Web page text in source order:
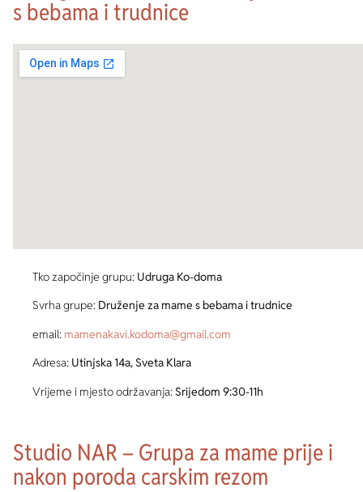
s bebama i trudnice
Tko započinje grupu: Udruga Ko-doma
Svrha grupe: Druženje za mame s bebama i trudnice
email: mamenakavi.kodoma@gmail.com
Adresa: Utinjska 14a, Sveta Klara
Vrijeme i mjesto održavanja: Srijedom 9:30-11h
Studio NAR – Grupa za mame prije i
nakon poroda carskim rezom